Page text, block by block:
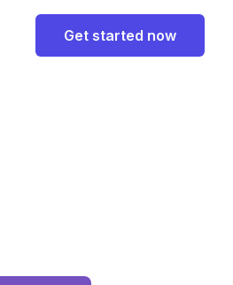
Get started now